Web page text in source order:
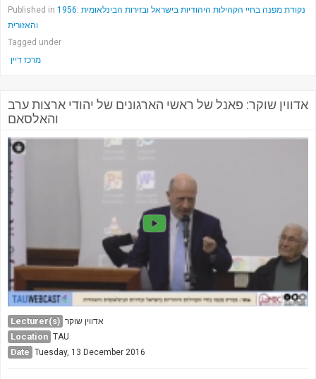
Published in 1956: נקודת מפנה בחיי הקהילות היהודיות בישראל ובזירות הבינלאומית
והאזורית
Tagged under
מרכז דיין
אדווין שוקר: פאנל של ראשי הארגונים של יהודי ארצות ערב
והאלסאם
Lecturer(s) אדווין שוקר
Location TAU
Date Tuesday, 13 December 2016